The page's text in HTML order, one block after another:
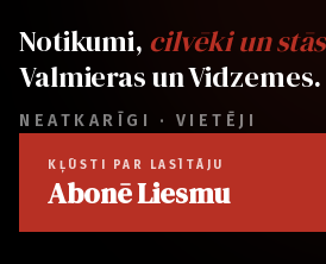
Notikumi, cilvēki un
Valmieras un Vidzemes.
NEATKARĪGI · VIETĒJI
KĻŪSTI PAR LASĪTĀJU
Abonē Liesmu